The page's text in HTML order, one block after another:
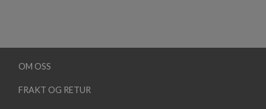
OM OSS
FRAKT OG RETUR